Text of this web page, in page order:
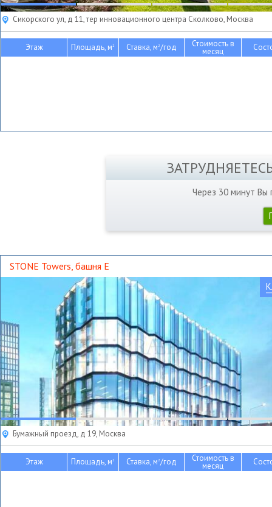
Сикорского ул, д 11, тер инновационного центра Сколково, Москва
Этаж Площадь, м2 Ставка, м2/год Стоимость в
месяц
Через 30 минут Вы
STONE Towers, башня Е
Бумажный проезд, д 19, Москва
Этаж Площадь, м2 Ставка, м2/год Стоимость в
месяц